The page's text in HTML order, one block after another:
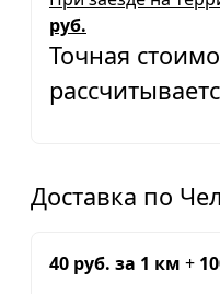
руб.
Точная
Доставка по
40 руб. за 1 км +